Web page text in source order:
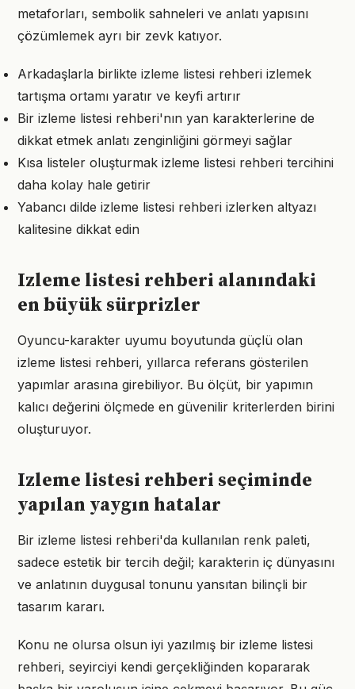
metaforları, sembolik sahneleri ve anlatı yapısını
çözümlemek ayrı bir zevk katıyor.
Arkadaşlarla birlikte izleme listesi rehberi izlemek
tartışma ortamı yaratır ve keyfi artırır
Bir izleme listesi rehberi'nın yan karakterlerine de
dikkat etmek anlatı zenginliğini görmeyi sağlar
Kısa listeler oluşturmak izleme listesi rehberi tercihini
daha kolay hale getirir
Yabancı dilde izleme listesi rehberi izlerken altyazı
kalitesine dikkat edin
Izleme listesi rehberi alanındaki
en büyük sürprizler
Oyuncu-karakter uyumu boyutunda güçlü olan
izleme listesi rehberi, yıllarca referans gösterilen
yapımlar arasına girebiliyor. Bu ölçüt, bir yapımın
kalıcı değerini ölçmede en güvenilir kriterlerden birini
oluşturuyor.
Izleme listesi rehberi seçiminde
yapılan yaygın hatalar
Bir izleme listesi rehberi'da kullanılan renk paleti,
sadece estetik bir tercih değil; karakterin iç dünyasını
ve anlatının duygusal tonunu yansıtan bilinçli bir
tasarım kararı.
Konu ne olursa olsun iyi yazılmış bir izleme listesi
rehberi, seyirciyi kendi gerçekliğinden kopararak